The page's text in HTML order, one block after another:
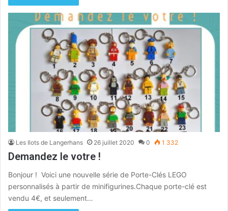
Les Ilots de Langerhans 26 juillet 2020 0 1 332
Demandez le votre !
Bonjour ! Voici une nouvelle série de Porte-Clés LEGO
personnalisés à partir de minifigurines.Chaque porte-clé est
vendu 4€, et seulement…